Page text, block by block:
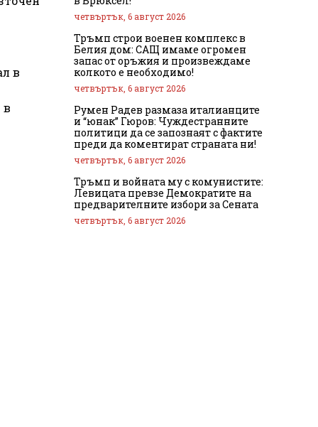
в
в
четвъртък, 6 август 2026
Тръмп строи военен комплекс в
Белия дом: САЩ имаме огромен
запас от оръжия и произвеждаме
колкото е необходимо!
четвъртък, 6 август 2026
Румен Радев размаза италианците
и “юнак” Гюров: Чуждестранните
политици да се запознаят с фактите
преди да коментират страната ни!
четвъртък, 6 август 2026
Тръмп и войната му с комунистите:
Левицата превзе Демократите на
предварителните избори за Сената
четвъртък, 6 август 2026